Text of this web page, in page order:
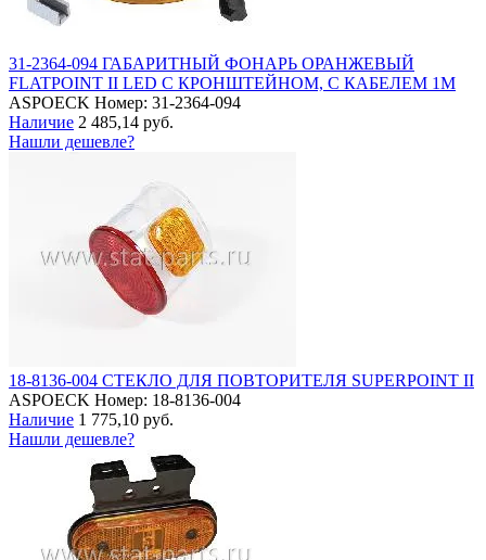
31-2364-094 ГАБАРИТНЫЙ ФОНАРЬ ОРАНЖЕВЫЙ
FLATPOINT II LED С КРОНШТЕЙНОМ, С КАБЕЛЕМ 1М
ASPOECK Номер: 31-2364-094
Наличие 2 485,14 руб.
Нашли дешевле?
18-8136-004 СТЕКЛО ДЛЯ ПОВТОРИТЕЛЯ SUPERPOINT II
ASPOECK Номер: 18-8136-004
Наличие 1 775,10 руб.
Нашли дешевле?